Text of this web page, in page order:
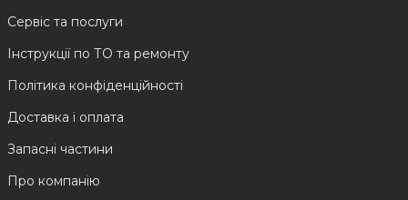
Сервіс та послуги
Інструкції по ТО та ремонту
Політика конфіденційності
Доставка і оплата
Запасні частини
Про компанію